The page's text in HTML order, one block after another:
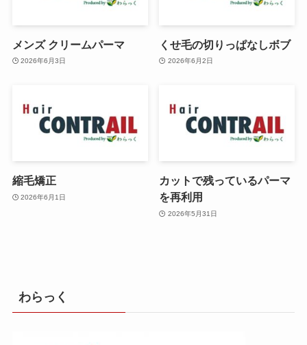
メンズ クリームパーマ
2026年6月3日
くせ毛の切りっぱなしボブ
2026年6月2日
縮毛矯正
2026年6月1日
カットで残っているパーマ
を再利用
2026年5月31日
わらっく